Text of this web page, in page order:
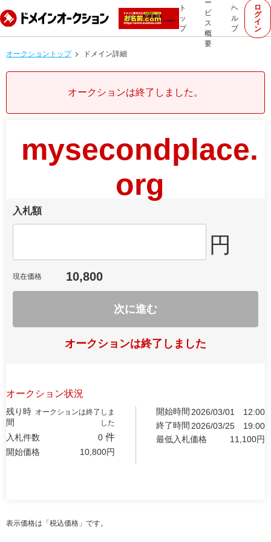
ト
ッ
プ
ー
ビ
ス
概
要
ヘ
ル
プ
ロ
グ
イ
ン
オークショントップ ドメイン詳細
オークションは終了しました。
mysecondplace.
org
入札額
円
現在価格 10,800
次に進む
オークションは終了しました
オークション状況
残り時
間
オークションは終了しま
した
入札件数 0 件
開始価格 10,800円
開始時間 2026/03/01
12:00
終了時間 2026/03/25
19:00
最低入札価格
11,100円
表示価格は「税込価格」です。